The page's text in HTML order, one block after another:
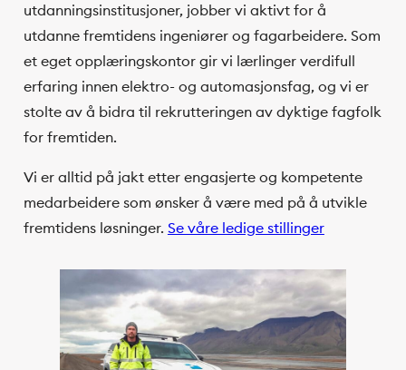
utdanningsinstitusjoner, jobber vi aktivt for å
utdanne fremtidens ingeniører og fagarbeidere. Som
et eget opplæringskontor gir vi lærlinger verdifull
erfaring innen elektro- og automasjonsfag, og vi er
stolte av å bidra til rekrutteringen av dyktige fagfolk
for fremtiden.
Vi er alltid på jakt etter engasjerte og kompetente
medarbeidere som ønsker å være med på å utvikle
fremtidens løsninger. Se våre ledige stillinger